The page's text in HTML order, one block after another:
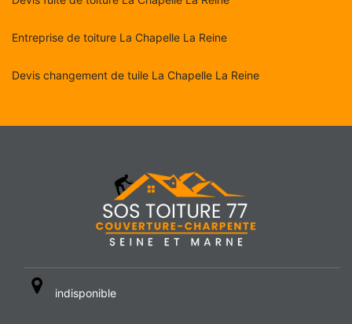
Entreprise de toiture La Chapelle La Reine
Devis changement de tuile La Chapelle La Reine
indisponible